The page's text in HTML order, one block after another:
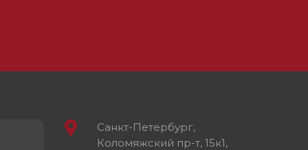
Санкт-Петербург,
Коломяжский пр-т, 15к1,